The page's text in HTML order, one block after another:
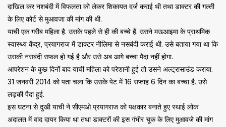
दाखिल कर नशबंदी में विफलता को लेकर शिकायत दर्ज कराई थी तथा डाक्टर की गल्ती
के लिए कोर्ट से मुआवजा की मांग की थी.
याची एक गरीब महिला है. उसके पहले से ही की बच्चे हैं. उसने मऊआइमा के प्राथमिक
स्वास्थ्य केंद्र, प्रयागराज में डाक्टर नीलिमा से नसबंदी कराई थी. उसे बताया गया था कि
उसकी नसबंदी सफल हो गई है और उसे अब आगे बच्चा पैदा नहीं होगा.
आपरेशन के कुछ दिनों बाद याची महिला को परेशानी हुई तो उसने अल्ट्रासाउंड कराया.
31 जनवरी 2014 को पता चला कि उसके पेट में 16 सप्ताह 6 दिन का बच्चा है. उसे
लड़की पैदा हुई.
इस घटना से दुखी याची ने सीएमओ प्रयागराज को पक्षकार बनाते हुए स्थाई लोक
अदालत में वाद दायर किया था तथा डाक्टरों की इस गंभीर चूक के लिए मुआवजे की मांग